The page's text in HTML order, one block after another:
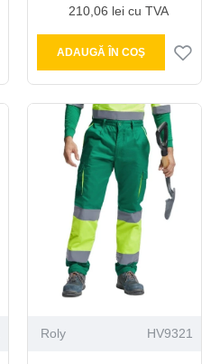
210,06 lei cu TVA
ADAUGĂ ÎN COŞ
Roly HV9321